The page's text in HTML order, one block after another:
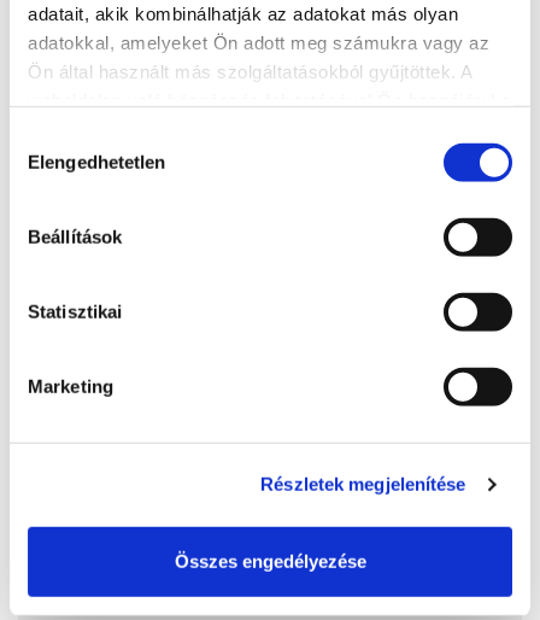
adatait, akik kombinálhatják az adatokat más olyan
adatokkal, amelyeket Ön adott meg számukra vagy az
Ön által használt más szolgáltatásokból gyűjtöttek. A
kiválasztása
Elengedhetetlen
Beállítások
Statisztikai
Marketing
Részletek megjelenítése
Összes engedélyezése
Weitere Unterkünfte
Kálmán Imre Pension
8600, Siófok, Kálmán Imre sétány
http://www.kalmanimrepanzio.hu/